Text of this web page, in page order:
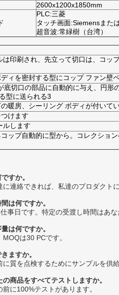
2600x1200x1850mm
PLC:三菱
タッチ画面:Siemensまた
超音波:常緑樹（台湾）
は印刷され、先立って切口は、コッ
ィを密封する型にコップ ファン壁
底切口の部品に自動的に与え、円形
型に送られる3
暖房、シーリング ボディが付いて
けます
ルします
ップ自動的に型から。コレクショ
すか。
連絡できれば、私達のプロダクト
は何ですか。
事日です。特定の受渡し時間はあ
は何ですか。
は30 PCです。
ますか。
質を点検するためにサンプルを供
商品をすべてテストしますか。
に100%テストがあります。